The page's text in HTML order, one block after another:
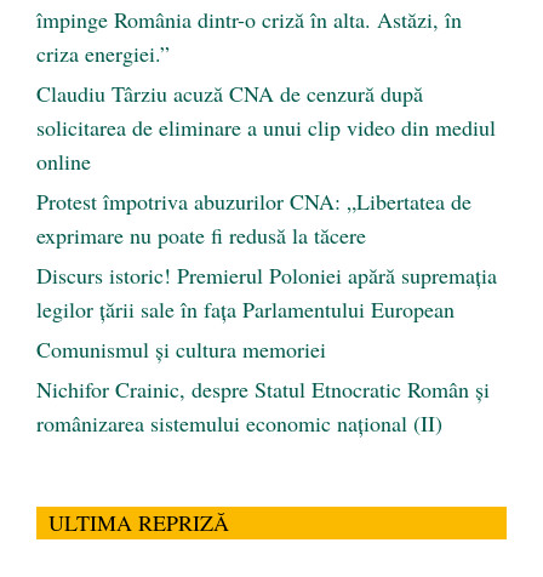
împinge România dintr-o criză în alta. Astăzi, în
criza energiei.”
Claudiu Târziu acuză CNA de cenzură după
solicitarea de eliminare a unui clip video din mediul
online
Protest împotriva abuzurilor CNA: „Libertatea de
exprimare nu poate fi redusă la tăcere
Discurs istoric! Premierul Poloniei apără supremația
legilor țării sale în fața Parlamentului European
Comunismul şi cultura memoriei
Nichifor Crainic, despre Statul Etnocratic Român şi
românizarea sistemului economic naţional (II)
ULTIMA REPRIZĂ